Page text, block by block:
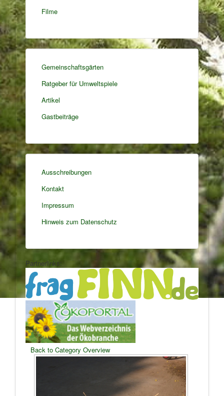
Filme
Gemeinschaftsgärten
Ratgeber für Umweltspiele
Artikel
Gastbeiträge
Ausschreibungen
Kontakt
Impressum
Hinweis zum Datenschutz
Partnerlinks:
Back to Category Overview